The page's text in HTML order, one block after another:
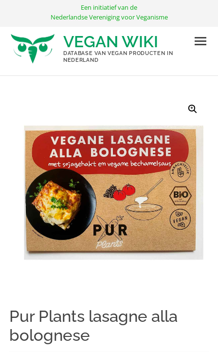
inhoud
Een initiatief van de
Nederlandse Vereniging voor Veganisme
VEGAN WIKI
DATABASE VAN VEGAN PRODUCTEN IN
NEDERLAND
Pur Plants lasagne alla
bolognese